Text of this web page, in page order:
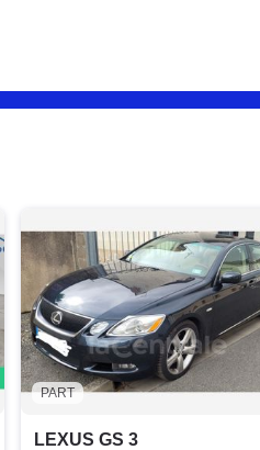
PART
LEXUS GS 3